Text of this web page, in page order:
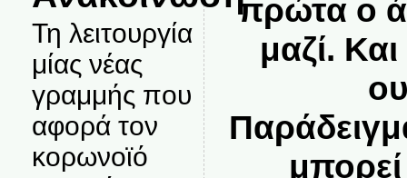
Τη λειτουργία
μίας νέας
γραμμής που
αφορά τον
κορωνοϊό
πρώτα ο
μαζί.